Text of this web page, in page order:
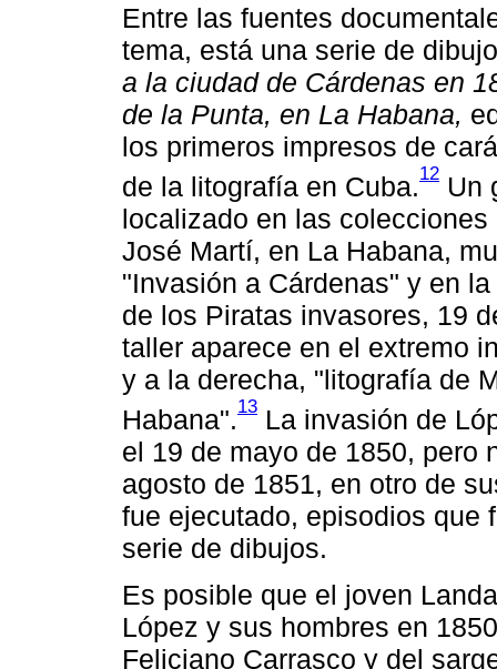
Entre las fuentes
tema, está una serie de
a la ciudad de Cárdenas en
de la Punta, en La Habana,
los primeros impresos de
de la litografía en Cuba.12 Un
localizado en las
José Martí, en La Habana,
"Invasión a Cárdenas" y en
de los Piratas invasores, 19
taller aparece en el extremo
y a la derecha, "litografía de
Habana".13 La invasión de
el 19 de mayo de 1850, pero
agosto de 1851, en otro de
fue ejecutado, episodios que
serie de dibujos.
Es posible que el joven
López y sus hombres en
Feliciano Carrasco y del